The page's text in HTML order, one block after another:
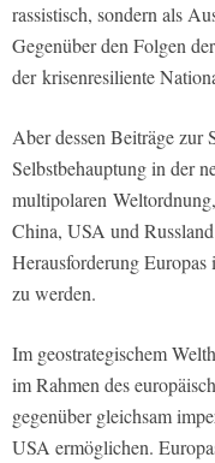
rassistisch, sondern als
Gegenüber den Folgen
der krisenresiliente
Aber dessen Beiträge zur
Selbstbehauptung in der
multipolaren
China, USA und
Herausforderung Europas
zu werden.
Im geostrategischem
im Rahmen des
gegenüber gleichsam
USA ermöglichen.